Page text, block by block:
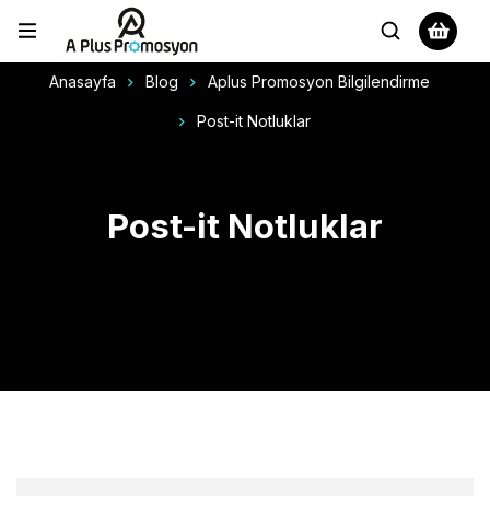
Anasayfa Blog Aplus Promosyon Bilgilendirme
Post-it Notluklar
Post-it Notluklar